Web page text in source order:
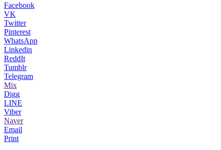
Facebook
VK
Twitter
Pinterest
WhatsApp
Linkedin
ReddIt
Tumblr
Telegram
Mix
Digg
LINE
Viber
Naver
Email
Print